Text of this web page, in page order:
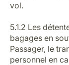
vol.
5.1.2 Les
bagages en
Passager, le
personnel en